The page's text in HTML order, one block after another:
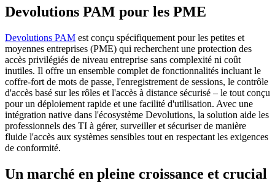
Devolutions PAM pour les PME
Devolutions PAM est conçu spécifiquement pour les petites et
moyennes entreprises (PME) qui recherchent une protection des
accès privilégiés de niveau entreprise sans complexité ni coût
inutiles. Il offre un ensemble complet de fonctionnalités incluant le
coffre-fort de mots de passe, l'enregistrement de sessions, le contrôle
d'accès basé sur les rôles et l'accès à distance sécurisé – le tout conçu
pour un déploiement rapide et une facilité d'utilisation. Avec une
intégration native dans l'écosystème Devolutions, la solution aide les
professionnels des TI à gérer, surveiller et sécuriser de manière
fluide l'accès aux systèmes sensibles tout en respectant les exigences
de conformité.
Un marché en pleine croissance et crucial